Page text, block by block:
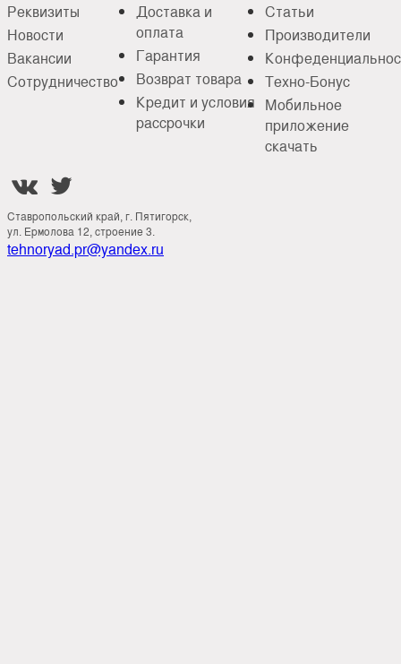
Реквизиты
Новости
Вакансии
Сотрудничество
Доставка и
оплата
Гарантия
Возврат товара
Кредит и условия
рассрочки
Статьи
Производители
Техно-Бонус
Мобильное
приложение
скачать
 
Ставропольский край, г. Пятигорск,
ул. Ермолова 12, строение 3.
tehnoryad.pr@yandex.ru